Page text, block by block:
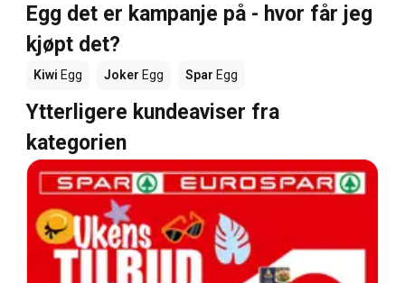
Egg det er kampanje på - hvor får jeg
kjøpt det?
Kiwi Egg Joker Egg Spar Egg
Ytterligere kundeaviser fra
kategorien